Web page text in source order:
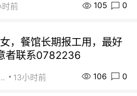
时前 105 0
，餐馆长期报工用，最好
者联系0782236
13小时前 106 0